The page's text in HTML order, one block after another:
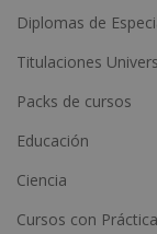
e
r
n
i
v
Diplomas de
Titulaciones
Packs de cursos
Educación
Ciencia
Cursos con